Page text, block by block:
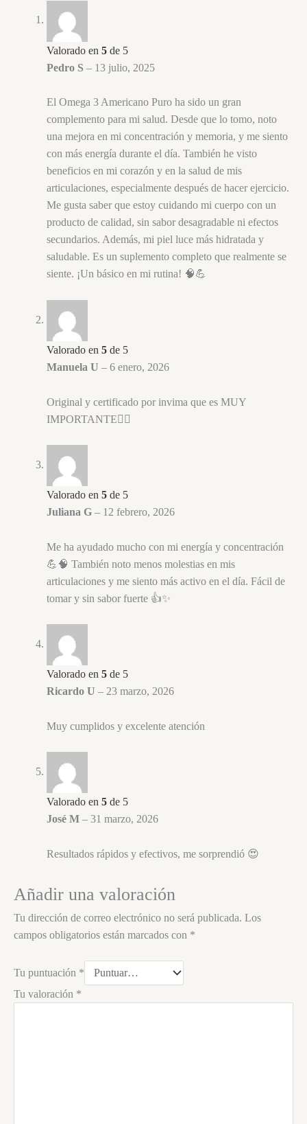
Valorado en 5 de 5
Pedro S – 13 julio, 2025
El Omega 3 Americano Puro ha sido un gran
complemento para mi salud. Desde que lo tomo, noto
una mejora en mi concentración y memoria, y me siento
con más energía durante el día. También he visto
beneficios en mi corazón y en la salud de mis
articulaciones, especialmente después de hacer ejercicio.
Me gusta saber que estoy cuidando mi cuerpo con un
producto de calidad, sin sabor desagradable ni efectos
secundarios. Además, mi piel luce más hidratada y
saludable. Es un suplemento completo que realmente se
siente. ¡Un básico en mi rutina! 🧠💪
Valorado en 5 de 5
Manuela U – 6 enero, 2026
Original y certificado por invima que es MUY
IMPORTANTE👍🏼
Valorado en 5 de 5
Juliana G – 12 febrero, 2026
Me ha ayudado mucho con mi energía y concentración
💪🧠 También noto menos molestias en mis
articulaciones y me siento más activo en el día. Fácil de
tomar y sin sabor fuerte 👍✨
Valorado en 5 de 5
Ricardo U – 23 marzo, 2026
Muy cumplidos y excelente atención
Valorado en 5 de 5
José M – 31 marzo, 2026
Resultados rápidos y efectivos, me sorprendió 😍
Añadir una valoración
Tu dirección de correo electrónico no será publicada. Los
campos obligatorios están marcados con *
Tu puntuación *
Tu valoración *